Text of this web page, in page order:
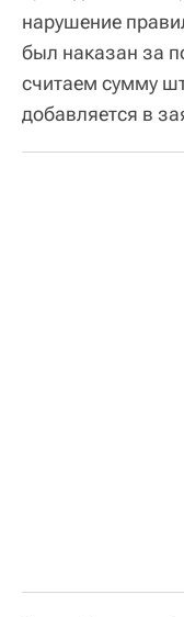
нарушение
был наказан за
считаем сумму
добавляется в